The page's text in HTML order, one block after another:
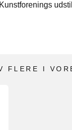
FLERE I